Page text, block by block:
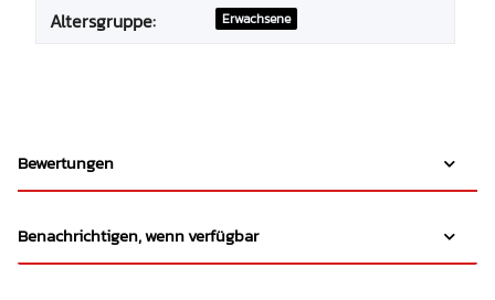
Altersgruppe: Erwachsene
Bewertungen
Benachrichtigen, wenn verfügbar